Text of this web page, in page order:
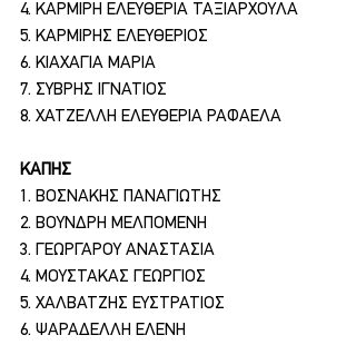
4. ΚΑΡΜΙΡΗ ΕΛΕΥΘΕΡΙΑ ΤΑΞΙΑΡΧΟΥΛΑ
5. ΚΑΡΜΙΡΗΣ ΕΛΕΥΘΕΡΙΟΣ
6. ΚΙΑΧΑΓΙΑ ΜΑΡΙΑ
7. ΣΥΒΡΗΣ ΙΓΝΑΤΙΟΣ
8. ΧΑΤΖΕΛΛΗ ΕΛΕΥΘΕΡΙΑ ΡΑΦΑΕΛΑ
ΚΑΠΗΣ
1. ΒΟΣΝΑΚΗΣ ΠΑΝΑΓΙΩΤΗΣ
2. ΒΟΥΝΔΡΗ ΜΕΛΠΟΜΕΝΗ
3. ΓΕΩΡΓΑΡΟΥ ΑΝΑΣΤΑΣΙΑ
4. ΜΟΥΣΤΑΚΑΣ ΓΕΩΡΓΙΟΣ
5. ΧΑΛΒΑΤΖΗΣ ΕΥΣΤΡΑΤΙΟΣ
6. ΨΑΡΑΔΕΛΛΗ ΕΛΕΝΗ